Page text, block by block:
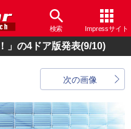
検索 Impressサイト
」の4ドア版発表(9/10)
次の画像